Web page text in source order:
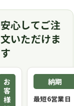
安心してご注
文いただけま
す
お
客
様
納期
最短6営業日